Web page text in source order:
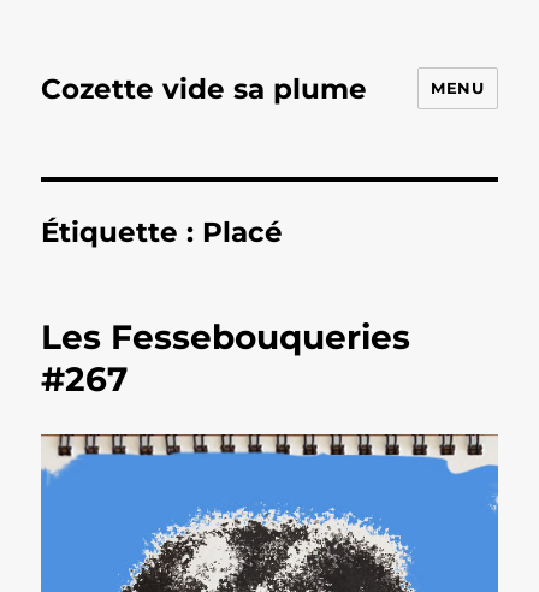
Cozette vide sa plume MENU
Étiquette : Placé
Les Fessebouqueries
#267